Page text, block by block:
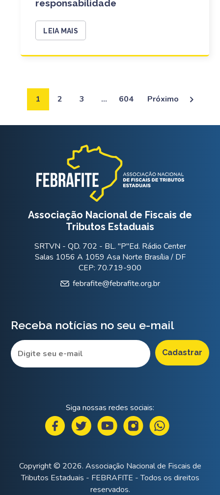
responsabilidade
LEIA MAIS
1 2 3 … 604 Próximo
Associação Nacional de Fiscais de
Tributos Estaduais
SRTVN - QD. 702 - BL. "P"Ed. Rádio Center
Salas 1056 A 1059 Asa Norte Brasília / DF
CEP: 70.719-900
febrafite@febrafite.org.br
Receba notícias no seu e-mail
Siga nossas redes sociais:
Copyright © 2026. Associação Nacional de Fiscais de
Tributos Estaduais - FEBRAFITE - Todos os direitos
reservados.